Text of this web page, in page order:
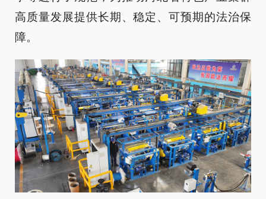
高质量发展提供长期、稳定、可预期的法治保
障。